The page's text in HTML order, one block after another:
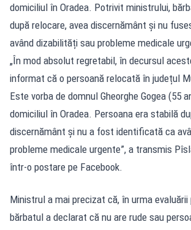
domiciliul în Oradea. Potrivit ministrului,
după relocare, avea discernământ și nu
având dizabilități sau probleme medicale
„În mod absolut regretabil, în decursul
informat că o persoană relocată în județul
Este vorba de domnul Gheorghe Gogea (55
domiciliul în Oradea. Persoana era stabilă
discernământ și nu a fost identificată ca
probleme medicale urgente”, a transmis
într-o postare pe Facebook.
Ministrul a mai precizat că, în urma evaluării
bărbatul a declarat că nu are rude sau